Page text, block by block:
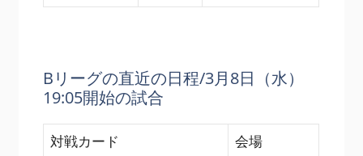
Bリーグの直近の日程/3月8日（水）
19:05開始の試合
対戦カード 会場